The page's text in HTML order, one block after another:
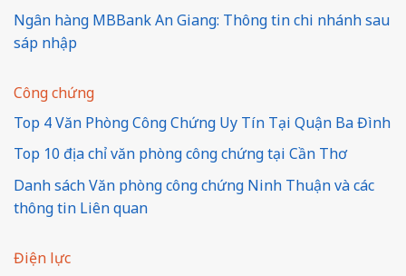
Ngân hàng MBBank An Giang: Thông tin chi nhánh sau
sáp nhập
Công chứng
Top 4 Văn Phòng Công Chứng Uy Tín Tại Quận Ba Đình
Top 10 địa chỉ văn phòng công chứng tại Cần Thơ
Danh sách Văn phòng công chứng Ninh Thuận và các
thông tin Liên quan
Điện lực